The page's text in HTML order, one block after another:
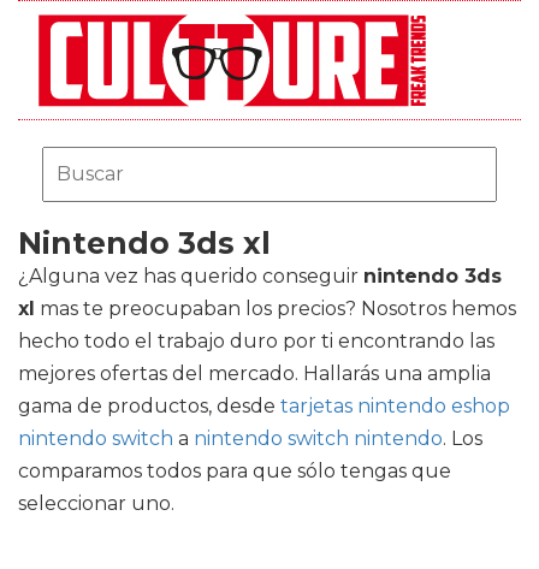
Nintendo 3ds xl
¿Alguna vez has querido conseguir nintendo 3ds
xl mas te preocupaban los precios? Nosotros hemos
hecho todo el trabajo duro por ti encontrando las
mejores ofertas del mercado. Hallarás una amplia
gama de productos, desde tarjetas nintendo eshop
nintendo switch a nintendo switch nintendo. Los
comparamos todos para que sólo tengas que
seleccionar uno.